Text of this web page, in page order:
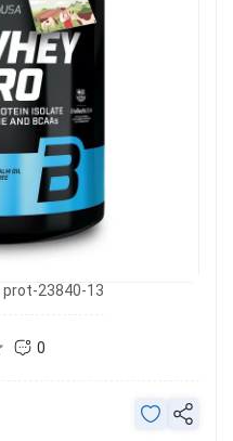
prot-23840-13
0